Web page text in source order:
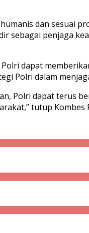
dan sesuai
sebagai penjaga
dapat
Polri dalam
Polri dapat terus
tutup Kombes